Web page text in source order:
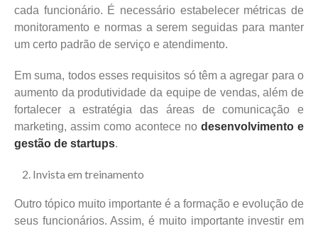
cada funcionário. É necessário estabelecer métricas de
monitoramento e normas a serem seguidas para manter
um certo padrão de serviço e atendimento.
Em suma, todos esses requisitos só têm a agregar para o
aumento da produtividade da equipe de vendas, além de
fortalecer a estratégia das áreas de comunicação e
marketing, assim como acontece no desenvolvimento e
gestão de startups.
Invista em treinamento
Outro tópico muito importante é a formação e evolução de
seus funcionários. Assim, é muito importante investir em